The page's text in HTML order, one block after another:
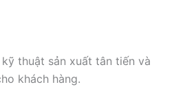
thuật sản xuất tân tiến và
khách hàng.